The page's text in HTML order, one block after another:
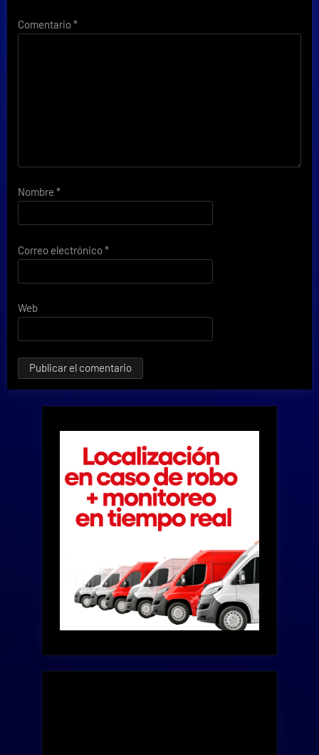
Comentario*
Nombre *
Correo electrónico*
Web